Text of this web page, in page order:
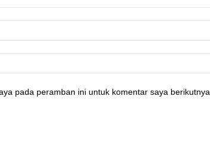
pada peramban ini untuk komentar saya berikutnya.